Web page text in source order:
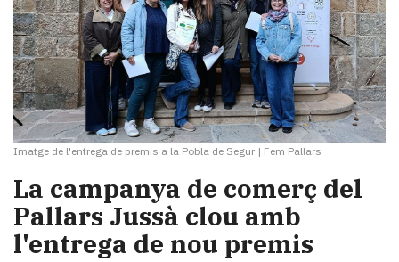
Imatge de l'entrega de premis a la Pobla de Segur | Fem Pallars
La campanya de comerç del
Pallars Jussà clou amb
l'entrega de nou premis